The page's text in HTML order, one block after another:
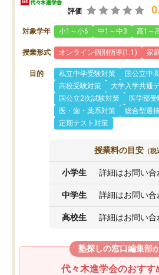
評価
対象学年 小1～小6 中1～中3 高1～
授業形式 オンライン個別指導(1:1) 家
目的 私立中学受験対策
国公立中
高校受験対策
大学入学共通
国公立2次試験対策
医学部受
医・歯・薬系対策
総合型選
定期テスト対策
授業料の目安 （税
小学生 詳細はお問い
中学生 詳細はお問い
高校生 詳細はお問い
塾探しの窓口編集部
代々木進学会のおすす